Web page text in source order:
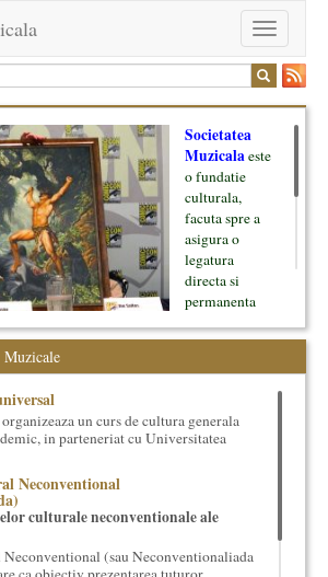
Toggle
navigation
Societatea
Muzicalaeste
o fundatie
culturala,
facuta spre a
asigura o
legatura
directa si
permanenta
oamenii ei, pe
- si de aici numele -, insa acum
in alte domenii ale culturii.
dezvoltam si administram proiecte
si sisteme de finantare, marketing
Organizam concursuri, concerte si
private sau publice, tinem cursuri de
teatrala, filosofica si de alte feluri.
proiect, despre cei care il administreaza si
un curs de cultura generala
in parteneriat cu Universitatea
Neconventional
culturale neconventionale ale
(sau Neconventionaliada